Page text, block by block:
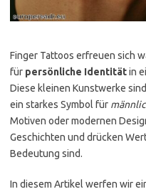
Finger Tattoos erfreuen sich
für persönliche Identitätin
Diese kleinen Kunstwerke
ein starkes Symbol für
Motiven oder modernen
Geschichten und drücken
Bedeutung sind.
In diesem Artikel werfen wir